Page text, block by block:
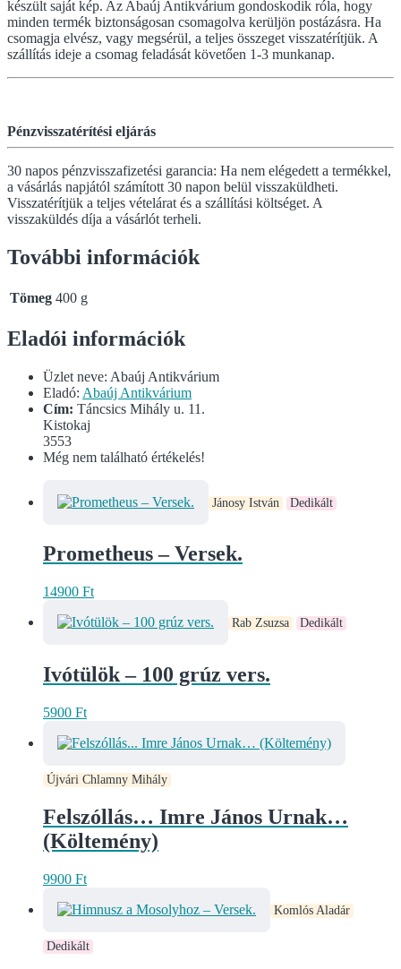
készült saját kép. Az Abaúj Antikvárium gondoskodik róla, hogy
minden termék biztonságosan csomagolva kerüljön postázásra. Ha
csomagja elvész, vagy megsérül, a teljes összeget visszatérítjük. A
szállítás ideje a csomag feladását követően 1-3 munkanap.
Pénzvisszatérítési eljárás
30 napos pénzvisszafizetési garancia: Ha nem elégedett a termékkel,
a vásárlás napjától számított 30 napon belül visszaküldheti.
Visszatérítjük a teljes vételárat és a szállítási költséget. A
visszaküldés díja a vásárlót terheli.
További információk
Tömeg 400 g
Eladói információk
Üzlet neve: Abaúj Antikvárium
Eladó: Abaúj Antikvárium
Cím: Táncsics Mihály u. 11.
Kistokaj
3553
Még nem található értékelés!
Jánosy István Dedikált
Prometheus – Versek.
14900 Ft
Rab Zsuzsa Dedikált
Ivótülök – 100 grúz vers.
5900 Ft
Újvári Chlamny Mihály
Felszóllás… Imre János Urnak…
(Költemény)
9900 Ft
Komlós Aladár
Dedikált